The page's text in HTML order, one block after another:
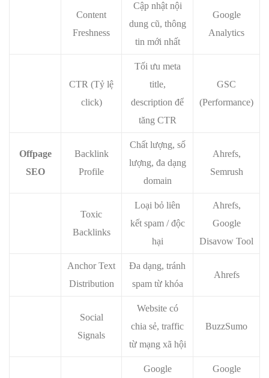
Content
Freshness
Cập nhật nội
dung cũ, thông
tin mới nhất
Google
Analytics
CTR (Tỷ lệ
click)
Tối ưu meta
title,
description để
tăng CTR
GSC
(Performance)
Offpage
SEO
Backlink
Profile
Chất lượng, số
lượng, đa dạng
domain
Ahrefs,
Semrush
Toxic
Backlinks
Loại bỏ liên
kết spam / độc
hại
Ahrefs,
Google
Disavow Tool
Anchor Text
Distribution
Đa dạng, tránh
spam từ khóa
Ahrefs
Social
Signals
Website có
chia sẻ, traffic
từ mạng xã hội
BuzzSumo
Google Google